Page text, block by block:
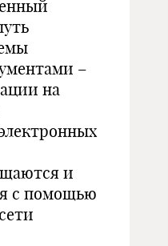
–
на
и
с помощью